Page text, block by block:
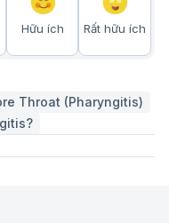
Hữu ích Rất hữu ích
Throat (Pharyngitis)